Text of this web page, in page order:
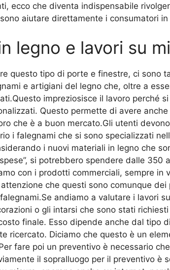
ecco che diventa indispensabile
aiutare direttamente i consumatori
legno e lavori su
questo tipo di porte e finestre, ci sono
e artigiani del legno che, oltre a
impreziosisce il lavoro perché
Questo permette di avere
che è a buon mercato.Gli utenti
i falegnami che si sono specializzati
i nuovi materiali in legno che
si potrebbero spendere dalle 350
con i prodotti commerciali, sempre in
che questi sono comunque
andiamo a valutare i lavori
o gli intarsi che sono stati
finale. Esso dipende anche dal tipo
ricercato. Diciamo che questo è un
fare poi un preventivo è necessario
il sopralluogo per il preventivo è